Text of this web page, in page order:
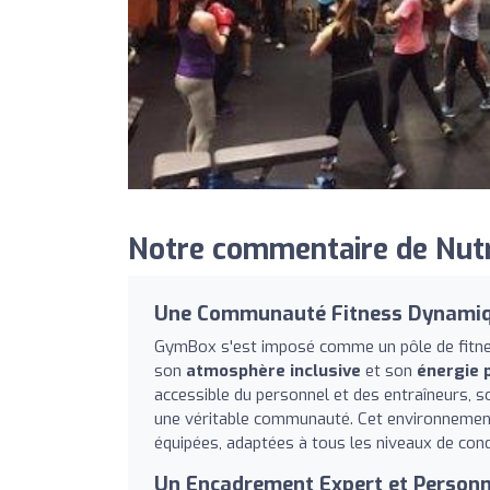
Notre commentaire de
Une Communauté Fitness
GymBox s'est imposé comme un pôle de
son atmosphère inclusive et son énergie
accessible du personnel et des entraîneurs,
une véritable communauté. Cet
équipées, adaptées à tous les niveaux de
Un Encadrement Expert et